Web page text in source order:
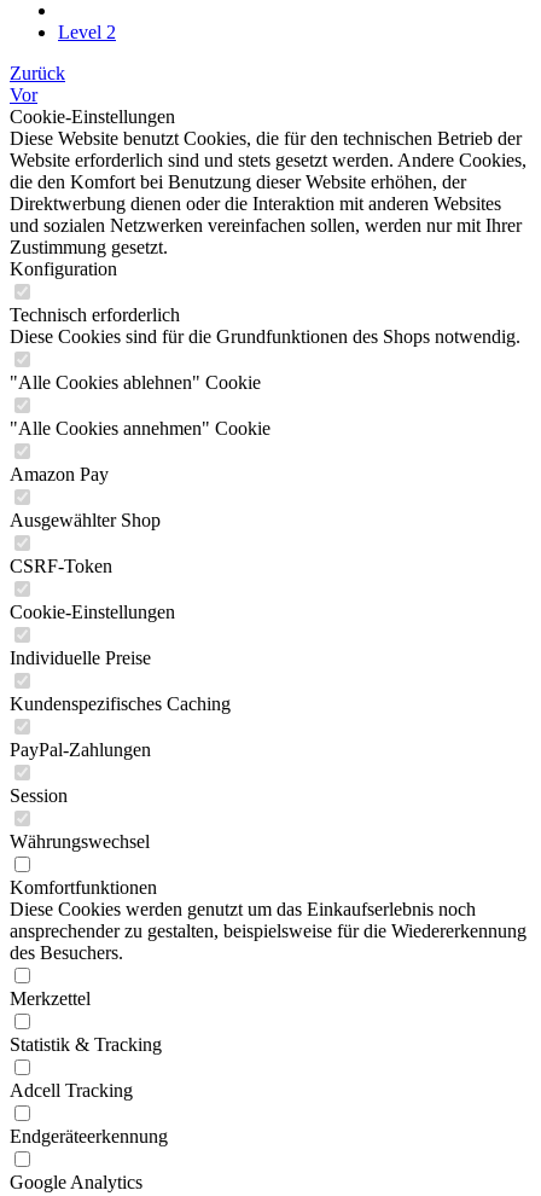
Level 2
Zurück
Vor
Cookie-Einstellungen
Diese Website benutzt Cookies, die für den technischen Betrieb der
Website erforderlich sind und stets gesetzt werden. Andere Cookies,
die den Komfort bei Benutzung dieser Website erhöhen, der
Direktwerbung dienen oder die Interaktion mit anderen Websites
und sozialen Netzwerken vereinfachen sollen, werden nur mit Ihrer
Zustimmung gesetzt.
Konfiguration
Technisch erforderlich
Diese Cookies sind für die Grundfunktionen des Shops notwendig.
"Alle Cookies ablehnen" Cookie
"Alle Cookies annehmen" Cookie
Amazon Pay
Ausgewählter Shop
CSRF-Token
Cookie-Einstellungen
Individuelle Preise
Kundenspezifisches Caching
PayPal-Zahlungen
Session
Währungswechsel
Komfortfunktionen
Diese Cookies werden genutzt um das Einkaufserlebnis noch
ansprechender zu gestalten, beispielsweise für die Wiedererkennung
des Besuchers.
Merkzettel
Statistik & Tracking
Adcell Tracking
Endgeräteerkennung
Google Analytics